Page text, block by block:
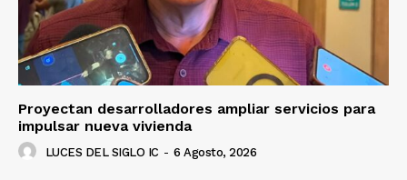
Proyectan desarrolladores ampliar servicios para
impulsar nueva vivienda
LUCES DEL SIGLO IC - 6 Agosto, 2026